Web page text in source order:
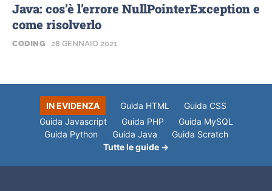
Java: cos’è l’errore NullPointerException e
come risolverlo
CODING 28 GENNAIO 2021
IN EVIDENZA Guida HTML
Guida CSS
Guida Javascript
Guida PHP
Guida MySQL
Guida Python
Guida Java
Guida Scratch
Tutte le guide →